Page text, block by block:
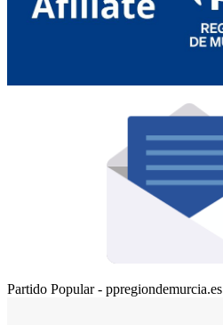
Partido Popular - ppregiondemurcia.es